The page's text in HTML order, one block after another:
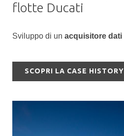
flotte Ducati
Sviluppo di un acquisitore dati
SCOPRI LA CASE HISTORY